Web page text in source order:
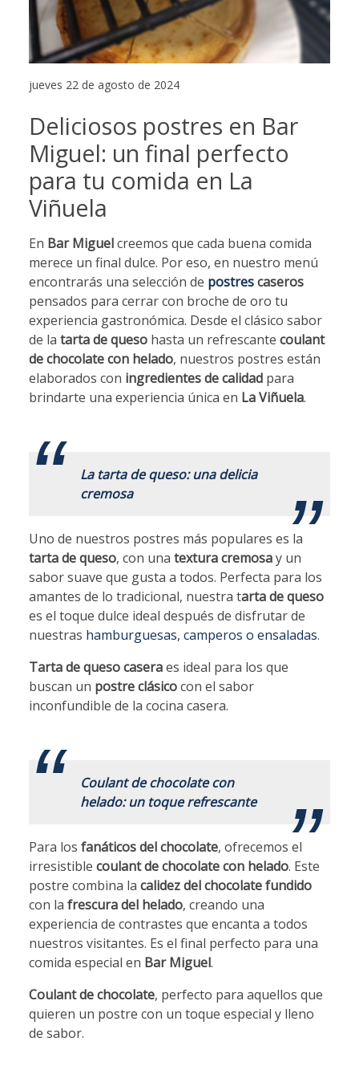
jueves 22 de agosto de 2024
Deliciosos postres en Bar
Miguel: un final perfecto
para tu comida en La
Viñuela
En Bar Miguelcreemos que cada buena comida
merece un final dulce. Por eso, en nuestro menú
encontrarás una selección de postrescaseros
pensados para cerrar con broche de oro tu
experiencia gastronómica. Desde el clásico sabor
de la tarta de queso hasta un refrescante coulant
de chocolate con helado, nuestros postres están
elaborados con ingredientes de calidad para
brindarte una experiencia única en La Viñuela.
La tarta de queso: una delicia
cremosa
Uno de nuestros postres más populares es la
tarta de queso, con una textura cremosay un
sabor suave que gusta a todos. Perfecta para los
amantes de lo tradicional, nuestra tarta de queso
es el toque dulce ideal después de disfrutar de
nuestras hamburguesas, camperos o ensaladas.
Tarta de queso caseraes ideal para los que
buscan un postre clásicocon el sabor
inconfundible de la cocina casera.
Coulant de chocolate con
helado: un toque refrescante
Para los fanáticos del chocolate, ofrecemos el
irresistible coulant de chocolate con helado. Este
postre combina la calidez del chocolate fundido
con la frescura del helado, creando una
experiencia de contrastes que encanta a todos
nuestros visitantes. Es el final perfecto para una
comida especial en Bar Miguel.
Coulant de chocolate, perfecto para aquellos que
quieren un postre con un toque especial y lleno
de sabor.